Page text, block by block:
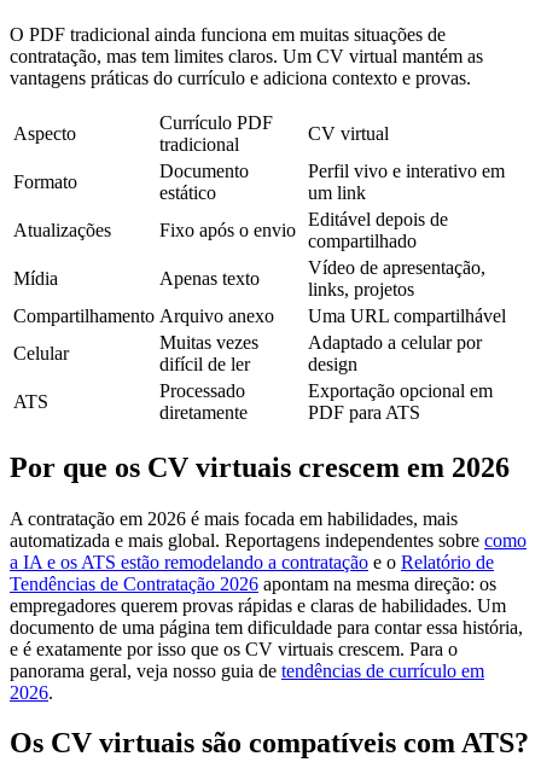
O PDF tradicional ainda funciona em muitas situações de
contratação, mas tem limites claros. Um CV virtual mantém as
vantagens práticas do currículo e adiciona contexto e provas.
Aspecto
Currículo PDF
tradicional
CV virtual
Formato
Documento
estático
Perfil vivo e interativo em
um link
Atualizações
Fixo após o envio
Editável depois de
compartilhado
Mídia
Apenas texto
Vídeo de apresentação,
links, projetos
Compartilhamento Arquivo anexo
Uma URL compartilhável
Celular
Muitas vezes
difícil de ler
Adaptado a celular por
design
ATS
Processado
diretamente
Exportação opcional em
PDF para ATS
Por que os CV virtuais crescem em 2026
A contratação em 2026 é mais focada em habilidades, mais
automatizada e mais global. Reportagens independentes sobre como
a IA e os ATS estão remodelando a contratação e o Relatório de
Tendências de Contratação 2026 apontam na mesma direção: os
empregadores querem provas rápidas e claras de habilidades. Um
documento de uma página tem dificuldade para contar essa história,
e é exatamente por isso que os CV virtuais crescem. Para o
panorama geral, veja nosso guia de tendências de currículo em
2026.
Os CV virtuais são compatíveis com ATS?